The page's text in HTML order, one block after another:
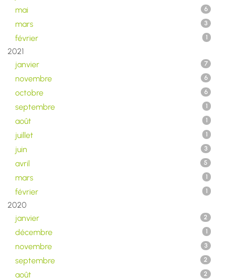
mai
6
mars 3
février 1
2021
janvier
7
novembre 6
octobre 6
septembre 1
août 1
juillet 1
juin 3
avril 5
mars 1
février 1
2020
janvier
2
décembre 1
novembre 3
septembre 2
août 2